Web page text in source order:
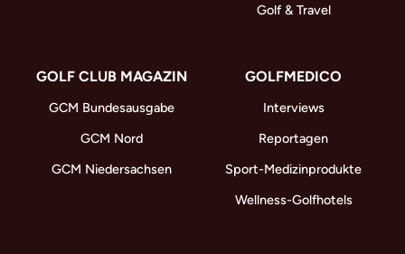
Golf & Travel
GOLF CLUB MAGAZIN
GCM Bundesausgabe
GCM Nord
GCM Niedersachsen
GOLFMEDICO
Interviews
Reportagen
Sport-Medizinprodukte
Wellness-Golfhotels